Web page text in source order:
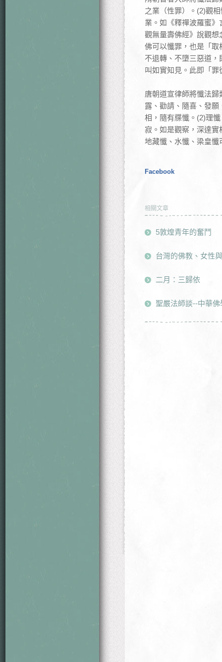
之業（性罪）。(2)觀
業。如《釋禪波羅蜜
觀無量壽佛經》說觀
佛可以懺罪，也是「
不退轉、不墮三惡道
叫如實知見。此即「
唐朝道宣律師將懺法
露、勸請、隨喜、發
相，隨有牒懺。(2)理
寂。如是觀察，深達
地藏懺、水懺、梁皇懺
Facebook
相關文章
5敦煌青年的奮鬥
台灣的佛教、女性
二月：三歸依
聖嚴法師談--中華